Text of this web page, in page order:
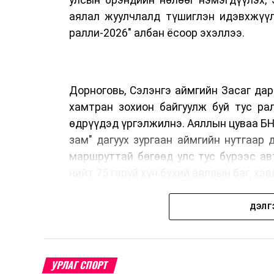
аялал жуулчлалд түшиглэн
ралли-2026" албан ёсоор эхэллээ.
Дорноговь, Сэлэнгэ аймгийн Засаг
хамтран зохион байгуулж буй тус
өдрүүдэд үргэлжилнэ. Аяллын цуваа
зам" дагуух зургаан аймгийн
маршруттай бөгөөд улс тус бүрээс
гаргасан бөгөөд энэхүү
УРЛАГ СПОРТ